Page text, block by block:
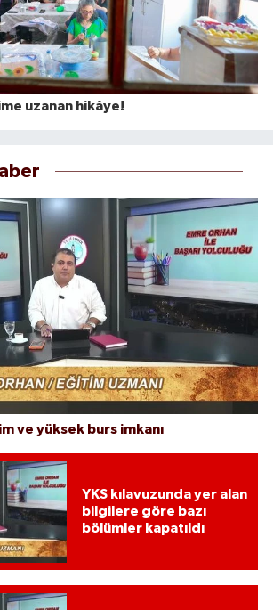
uzanan hikâye!
ve yüksek burs imkanı
YKS kılavuzunda yer alan
bilgilere göre bazı
bölümler kapatıldı